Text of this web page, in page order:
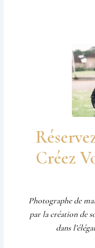
Créez
Photographe de
par la création de
dans